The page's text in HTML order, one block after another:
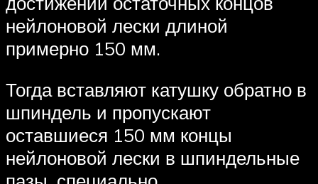
нейлоновой лески длиной
примерно 150 мм.
Тогда вставляют катушку обратно в
шпиндель и пропускают
оставшиеся 150 мм концы
нейлоновой лески в шпиндельные